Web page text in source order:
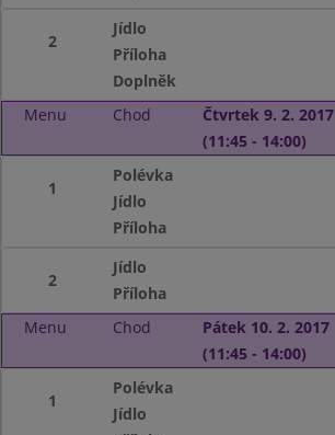
2
Jídlo
Příloha
Doplněk
Menu
Chod
Čtvrtek 9. 2. 2017
(11:45 - 14:00)
1
Polévka
Jídlo
Příloha
2
Jídlo
Příloha
Menu
Chod
Pátek 10. 2. 2017
(11:45 - 14:00)
1
Polévka
Jídlo